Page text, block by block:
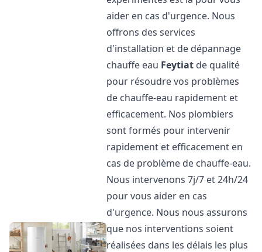
aider en cas d'urgence. Nous
offrons des services
d'installation et de dépannage
chauffe eau Feytiat de qualité
pour résoudre vos problèmes
de chauffe-eau rapidement et
efficacement. Nos plombiers
sont formés pour intervenir
rapidement et efficacement en
cas de problème de chauffe-eau.
Nous intervenons 7j/7 et 24h/24
pour vous aider en cas
d'urgence. Nous nous assurons
que nos interventions soient
réalisées dans les délais les plus